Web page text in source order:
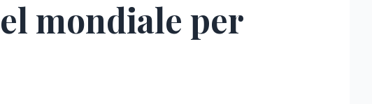
mondiale per